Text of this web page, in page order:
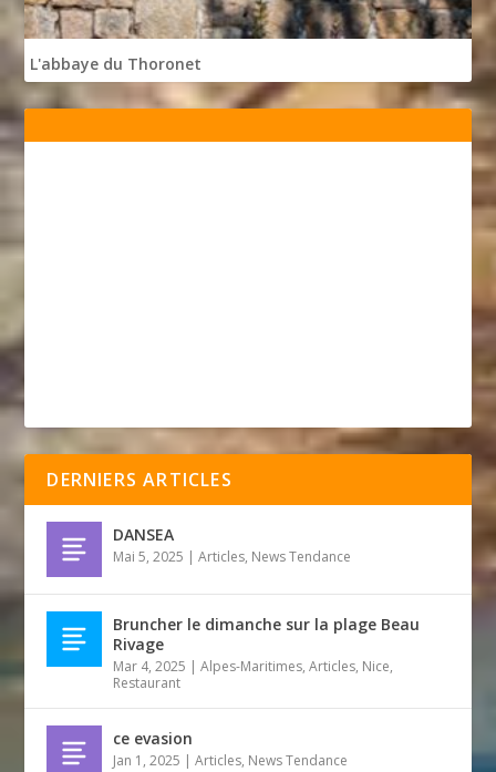
L'abbaye du Thoronet
DERNIERS ARTICLES
DANSEA
Mai 5, 2025 |Articles, News Tendance
Bruncher le dimanche sur la plage Beau
Rivage
Mar 4, 2025 |Alpes-Maritimes,Articles, Nice,
Restaurant
ce evasion
Jan 1, 2025 |Articles, News Tendance